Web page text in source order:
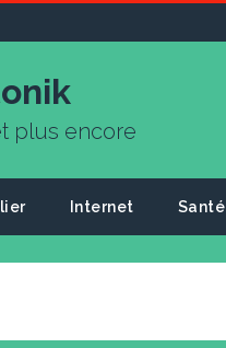
plus encore
Internet Santé